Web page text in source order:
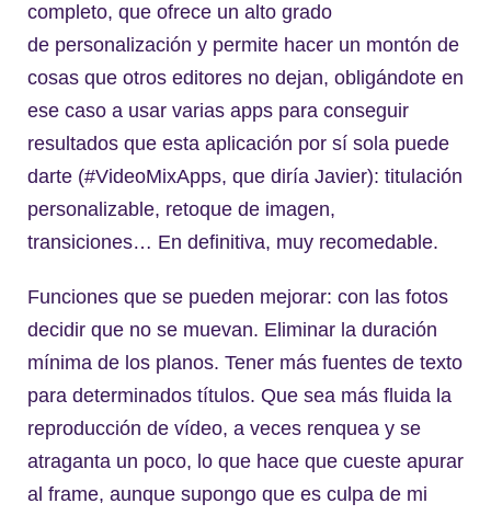
completo, que ofrece un alto grado
de personalización y permite hacer un montón de
cosas que otros editores no dejan, obligándote en
ese caso a usar varias apps para conseguir
resultados que esta aplicación por sí sola puede
darte (#VideoMixApps, que diría Javier): titulación
personalizable, retoque de imagen,
transiciones… En definitiva, muy recomedable.
Funciones que se pueden mejorar: con las fotos
decidir que no se muevan. Eliminar la duración
mínima de los planos. Tener más fuentes de texto
para determinados títulos. Que sea más fluida la
reproducción de vídeo, a veces renquea y se
atraganta un poco, lo que hace que cueste apurar
al frame, aunque supongo que es culpa de mi